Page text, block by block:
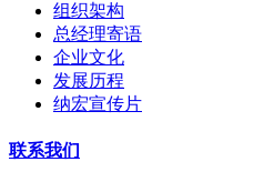
组织架构
总经理寄语
企业文化
发展历程
纳宏宣传片
联系我们